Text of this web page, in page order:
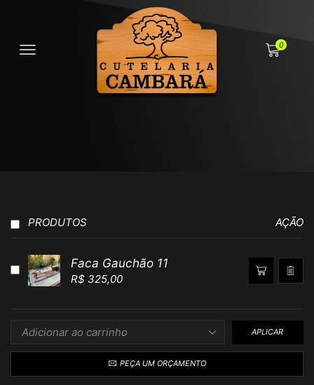
0
PRODUTOS AÇÃO
Faca Gauchão 11
R$325,00
APLICAR
PEÇA UM ORÇAMENTO